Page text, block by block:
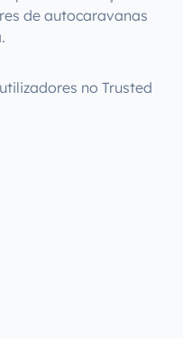
de autocaravanas
no Trusted